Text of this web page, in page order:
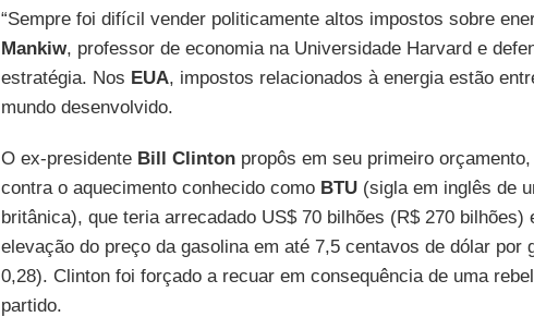
“Sempre foi difícil vender politicamente altos impostos sobre
Mankiw, professor de economia na Universidade Harvard e
estratégia. Nos EUA, impostos relacionados à energia estão
mundo desenvolvido.
O ex-presidente Bill Clintonpropôs em seu primeiro
contra o aquecimento conhecido como BTU(sigla em inglês de
britânica), que teria arrecadado US$ 70 bilhões (R$ 270 bilhões)
elevação do preço da gasolina em até 7,5 centavos de dólar por
0,28). Clinton foi forçado a recuar em consequência de uma
partido.